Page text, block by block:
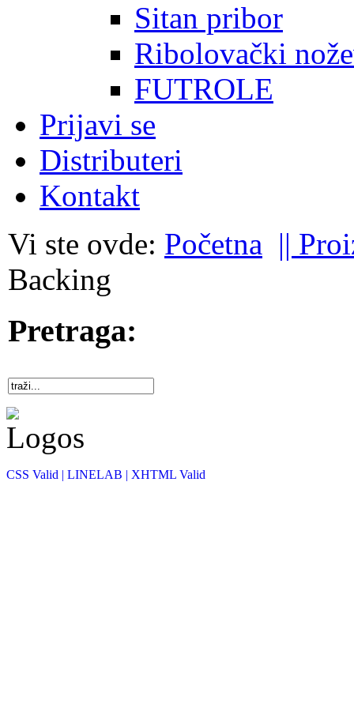
Sitan pribor
Ribolovački
FUTROLE
Prijavi se
Distributeri
Kontakt
Vi ste ovde: Početna ||
Backing
Pretraga:
CSS Valid | LINELAB | XHTML Valid